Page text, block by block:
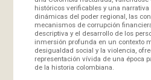
históricos verificables y una
dinámicas del poder regional, las
mecanismos de corrupción
descriptiva y el desarrollo de los
inmersión profunda en un contexto
desigualdad social y la violencia,
representación vívida de una época
de la historia colombiana.